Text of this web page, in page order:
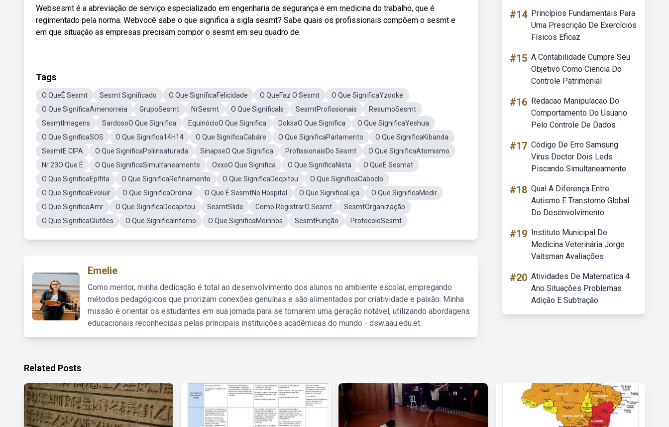
Websesmt é a abreviação de serviço especializado em engenharia de segurança e em medicina do trabalho, que é
regimentado pela norma. Webvocê sabe o que significa a sigla sesmt? Sabe quais os profissionais compõem o sesmt e
em que situação as empresas precisam compor o sesmt em seu quadro de.
Tags
O QueÉ Sesmt Sesmt Significado O Que SignificaFelicidade O QueFaz O Sesmt
O Que SignificaYzooke
O Que SignificaAmenorreia
GrupoSesmt NrSesmt O Que SignificaIs SesmtProfissionais
ResumoSesmt
SesmtImagens
SardosoO Que Significa EquinócioO Que Significa DoksaO Que Significa
O Que SignificaYeshua
O Que SignificaSOS
O Que Significa14H14 O Que SignificaCabáre O Que SignificaParlamento
O Que SignificaKibanda
SesmtE CIPA
O Que SignificaPoliinsaturada SinapseO Que Significa ProfissionaisDo Sesmt
O Que SignificaAtomismo
Nr 23O Que É
O Que SignificaSimultaneamente OxxoO Que Significa O Que SignificaNista
O QueÉ Sesmat
O Que SignificaEpífita
O Que SignificaRefinamento O Que SignificaDecpitou
O Que SignificaCaboclo
O Que SignificaEvoluir
O Que SignificaOrdinal O Que É SesmtNo Hospital O Que SignificaLiça
O Que SignificaMedir
O Que SignificaAmr
O Que SignificaDecapitou SesmtSlide Como RegistrarO Sesmt
SesmtOrganização
O Que SignificaGlutões
O Que SignificaInferno O Que SignificaMoinhos SesmtFunção ProtocoloSesmt
Emelie
Como mentor, minha dedicação é total ao desenvolvimento dos alunos no ambiente escolar, empregando
métodos pedagógicos que priorizam conexões genuínas e são alimentados por criatividade e paixão. Minha
missão é orientar os estudantes em sua jornada para se tornarem uma geração notável, utilizando abordagens
educacionais reconhecidas pelas principais instituições acadêmicas do mundo - dsw.aau.edu.et.
#14 Princípios Fundamentais Para
Uma Prescrição De Exercícios
Físicos Eficaz
#15 A Contabilidade Cumpre Seu
Objetivo Como Ciencia Do
Controle Patrimonial
#16 Redacao Manipulacao Do
Comportamento Do Usuario
Pelo Controle De Dados
#17 Código De Erro Samsung
Virus Doctor Dois Leds
Piscando Simultaneamente
#18 Qual A Diferença Entre
Autismo E Transtorno Global
Do Desenvolvimento
#19 Instituto Municipal De
Medicina Veterinária Jorge
Vaitsman Avaliações
#20 Atividades De Matematica 4
Ano Situações Problemas
Adição E Subtração
Related Posts